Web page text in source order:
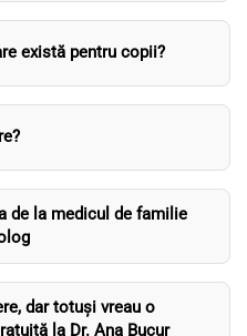
există pentru copii?
de la medicul de familie
dar totuși vreau o
la Dr. Ana Bucur